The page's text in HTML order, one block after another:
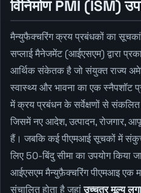
विनिर्माण PMI (ISM)
मैन्युफैक्चरिंग क्रय प्रबंधकों का
सप्लाई मैनेजमेंट (आईएसएम) द्वारा
आर्थिक संकेतक है जो संयुक्त राज्य
स्वास्थ्य और भावना का एक स्नैपशॉट
में क्रय प्रबंधन के सर्वेक्षणों से
जिसमें नए आदेश, उत्पादन, रोजगार,
हैं। जबकि कई पीएमआई सूचकों में
लिए 50-बिंदु सीमा का उपयोग किया
आईएसएम मैन्युफ़ैक्चरिंग पीएमआइ एक
संचालित होता है जहांउच्चतर मूल्य